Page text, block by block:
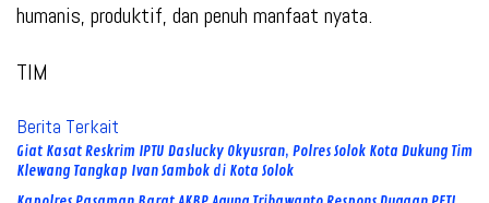
humanis, produktif, dan penuh manfaat nyata.
TIM
Berita Terkait
Giat Kasat Reskrim IPTU Daslucky Okyusran, Polres Solok Kota Dukung Tim
Klewang Tangkap Ivan Sambok di Kota Solok